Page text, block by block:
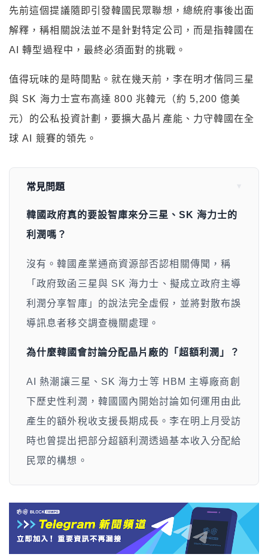
先前這個提議隨即引發韓國民眾聯想，總統府事後出面
解釋，稱相關說法並不是針對特定公司，而是指韓國在
AI 轉型過程中，最終必須面對的挑戰。
值得玩味的是時間點。就在幾天前，李在明才偕同三星
與 SK 海力士宣布高達 800 兆韓元（約 5,200 億美
元）的公私投資計劃，要擴大晶片產能、力守韓國在全
球 AI 競賽的領先。
常見問題
韓國政府真的要設智庫來分三星、SK 海力士的
利潤嗎？
沒有。韓國產業通商資源部否認相關傳聞，稱
「政府致函三星與 SK 海力士、擬成立政府主導
利潤分享智庫」的說法完全虛假，並將對散布誤
導訊息者移交調查機關處理。
為什麼韓國會討論分配晶片廠的「超額利潤」？
AI 熱潮讓三星、SK 海力士等 HBM 主導廠商創
下歷史性利潤，韓國國內開始討論如何運用由此
產生的額外稅收支援長期成長。李在明上月受訪
時也曾提出把部分超額利潤透過基本收入分配給
民眾的構想。